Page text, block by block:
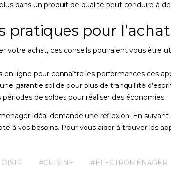
dans un produit de qualité peut conduire à
pratiques pour l’achat
votre achat, ces conseils pourraient vous être
en ligne pour connaître les performances des
garantie solide pour plus de tranquillité
de soldes pour réaliser des économies.
idéal demande une réflexion. En
à vos besoins. Pour vous aider à trouver les
#CUISINE #ÉLECTROMÉNAGER